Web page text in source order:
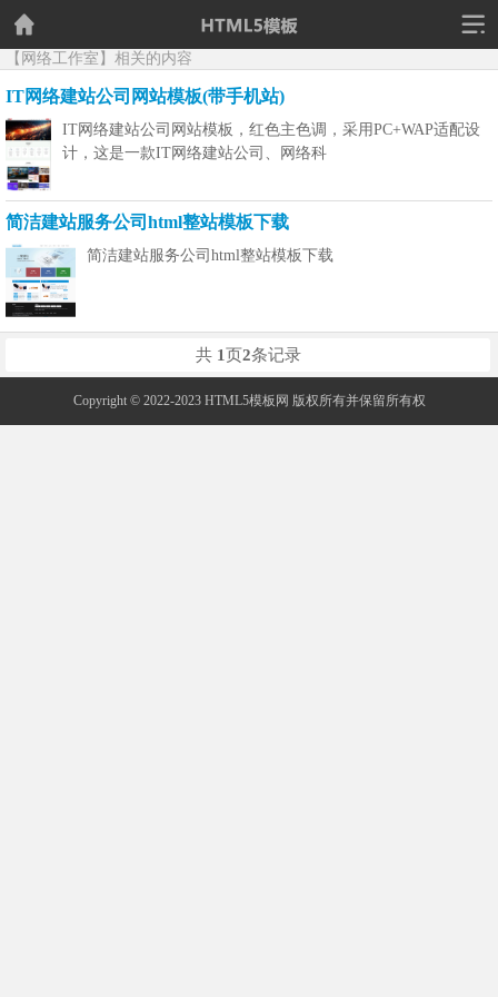
【网络工作室】相关的内容
IT网络建站公司网站模板(带手机站)
IT网络建站公司网站模板，红色主色调，采用PC+WAP适配设
计，这是一款IT网络建站公司、网络科
简洁建站服务公司html整站模板下载
简洁建站服务公司html整站模板下载
共 1页2条记录
Copyright © 2022-2023 HTML5模板网 版权所有并保留所有权